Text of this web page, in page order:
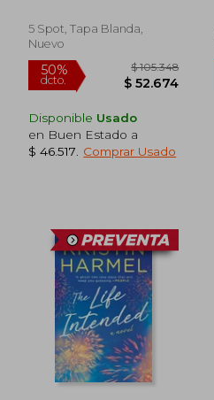
5 Spot, Tapa Blanda,
Nuevo
Disponible Usado
en Buen Estado a
$ 46.517
Comprar Usado